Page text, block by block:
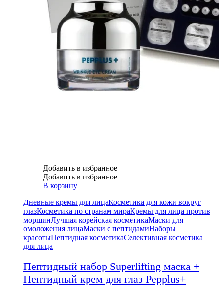
Добавить в избранное
Добавить в избранное
В корзину
Дневные кремы для лицаКосметика для кожи вокруг
глазКосметика по странам мираКремы для лица против
морщинЛучшая корейская косметикаМаски для
омоложения лицаМаски с пептидамиНаборы
красотыПептидная косметикаСелективная косметика
для лица
Пептидный набор Superlifting маска +
Пептидный крем для глаз Pepplus+